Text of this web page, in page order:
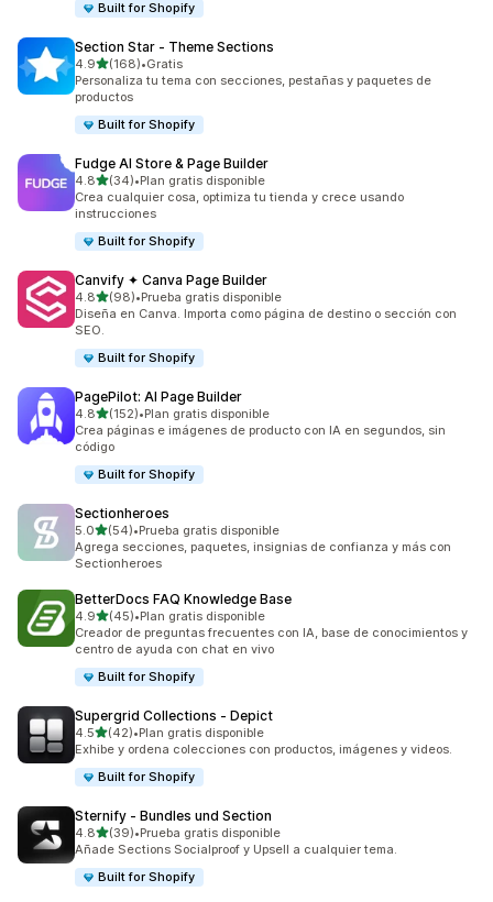
Built for Shopify
Section Star ‑ Theme Sections
4.9de 5 estrellas
(168)
168 reseñas en total
•Gratis
Personaliza tu tema con secciones, pestañas y paquetes de
productos
Built for Shopify
Fudge AI Store & Page Builder
4.8de 5 estrellas
(34)
34 reseñas en total
•Plan gratis disponible
Crea cualquier cosa, optimiza tu tienda y crece usando
instrucciones
Built for Shopify
Canvify ✦ Canva Page Builder
4.8de 5 estrellas
(98)
98 reseñas en total
•Prueba gratis disponible
Diseña en Canva. Importa como página de destino o sección con
SEO.
Built for Shopify
PagePilot: AI Page Builder
4.8de 5 estrellas
(152)
152 reseñas en total
•Plan gratis disponible
Crea páginas e imágenes de producto con IA en segundos, sin
código
Built for Shopify
Sectionheroes
5.0de 5 estrellas
(54)
54 reseñas en total
•Prueba gratis disponible
Agrega secciones, paquetes, insignias de confianza y más con
Sectionheroes
BetterDocs FAQ Knowledge Base
4.9de 5 estrellas
(45)
45 reseñas en total
•Plan gratis disponible
Creador de preguntas frecuentes con IA, base de conocimientos y
centro de ayuda con chat en vivo
Built for Shopify
Supergrid Collections ‑ Depict
4.5de 5 estrellas
(42)
42 reseñas en total
•Plan gratis disponible
Exhibe y ordena colecciones con productos, imágenes y videos.
Built for Shopify
Sternify ‑ Bundles und Section
4.8de 5 estrellas
(39)
39 reseñas en total
•Prueba gratis disponible
Añade Sections Socialproof y Upsell a cualquier tema.
Built for Shopify